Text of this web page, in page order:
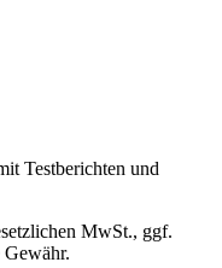
Testberichten und
MwSt., ggf.